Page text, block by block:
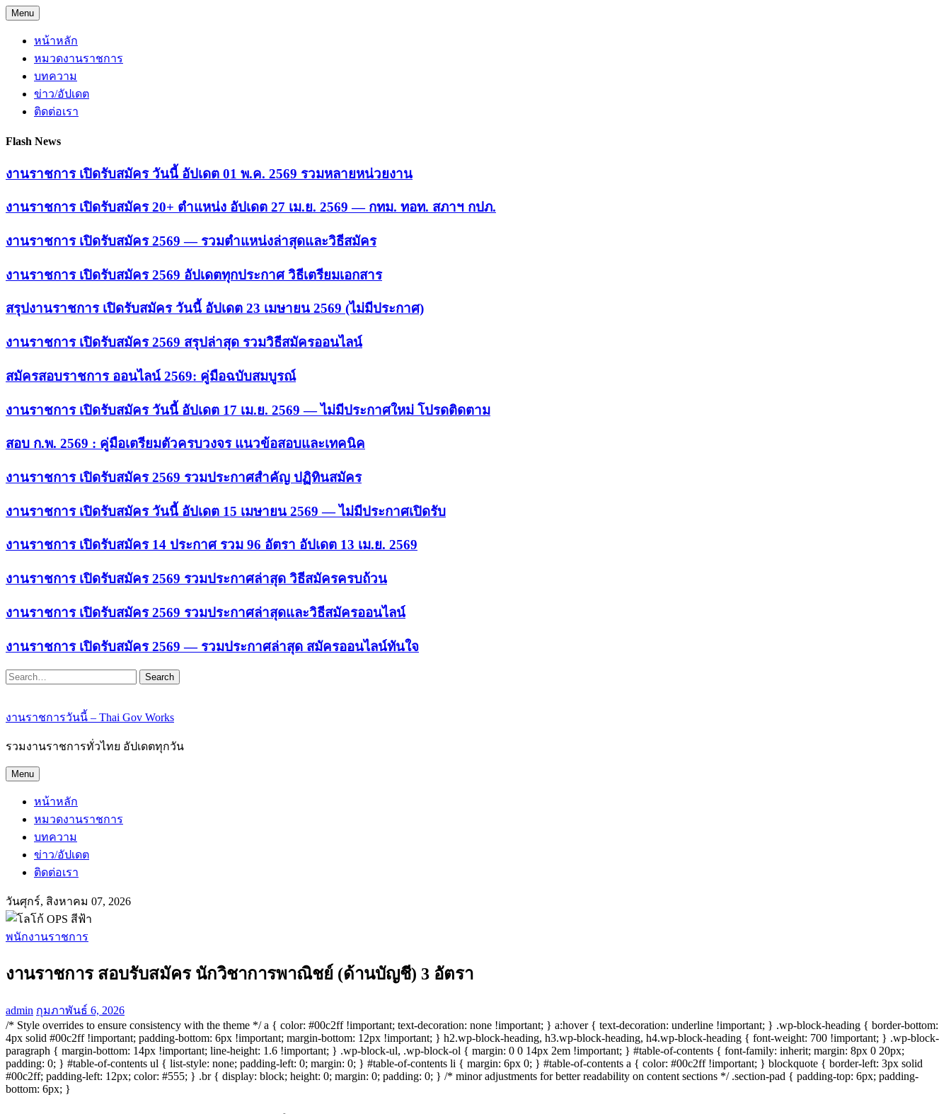
Skip
to
content
Menu
หน้าหลัก
หมวดงานราชการ
บทความ
ข่าว/อัปเดต
ติดต่อเรา
Flash News
งานราชการ เปิดรับสมัคร วันนี้ อัปเดต 01 พ.ค. 2569 รวมหลายหน่วยงาน
งานราชการ เปิดรับสมัคร 20+ ตำแหน่ง อัปเดต 27 เม.ย. 2569 — กทม. ทอท. สภาฯ กปภ.
งานราชการ เปิดรับสมัคร 2569 — รวมตำแหน่งล่าสุดและวิธีสมัคร
งานราชการ เปิดรับสมัคร 2569 อัปเดตทุกประกาศ วิธีเตรียมเอกสาร
สรุปงานราชการ เปิดรับสมัคร วันนี้ อัปเดต 23 เมษายน 2569 (ไม่มีประกาศ)
งานราชการ เปิดรับสมัคร 2569 สรุปล่าสุด รวมวิธีสมัครออนไลน์
สมัครสอบราชการ ออนไลน์ 2569: คู่มือฉบับสมบูรณ์
งานราชการ เปิดรับสมัคร วันนี้ อัปเดต 17 เม.ย. 2569 — ไม่มีประกาศใหม่ โปรดติดตาม
สอบ ก.พ. 2569 : คู่มือเตรียมตัวครบวงจร แนวข้อสอบและเทคนิค
งานราชการ เปิดรับสมัคร 2569 รวมประกาศสำคัญ ปฏิทินสมัคร
งานราชการ เปิดรับสมัคร วันนี้ อัปเดต 15 เมษายน 2569 — ไม่มีประกาศเปิดรับ
งานราชการ เปิดรับสมัคร 14 ประกาศ รวม 96 อัตรา อัปเดต 13 เม.ย. 2569
งานราชการ เปิดรับสมัคร 2569 รวมประกาศล่าสุด วิธีสมัครครบถ้วน
งานราชการ เปิดรับสมัคร 2569 รวมประกาศล่าสุดและวิธีสมัครออนไลน์
งานราชการ เปิดรับสมัคร 2569 — รวมประกาศล่าสุด สมัครออนไลน์ทันใจ
Search
งานราชการวันนี้ – Thai Gov Works
รวมงานราชการทั่วไทย อัปเดตทุกวัน
Menu
หน้าหลัก
หมวดงานราชการ
บทความ
ข่าว/อัปเดต
ติดต่อเรา
วันศุกร์, สิงหาคม 07, 2026
พนักงานราชการ
งานราชการ สอบรับสมัคร นักวิชาการพาณิชย์ (ด้านบัญชี) 3 อัตรา
admin กุมภาพันธ์ 6, 2026
/* Style overrides to ensure consistency with the theme */ a { color: #00c2ff !important; text-decoration: none !important; } a:hover { text-decoration: underline !important; } .wp-block-heading { border-bottom:
4px solid #00c2ff !important; padding-bottom: 6px !important; margin-bottom: 12px !important; } h2.wp-block-heading, h3.wp-block-heading, h4.wp-block-heading { font-weight: 700 !important; } .wp-block-
paragraph { margin-bottom: 14px !important; line-height: 1.6 !important; } .wp-block-ul, .wp-block-ol { margin: 0 0 14px 2em !important; } #table-of-contents { font-family: inherit; margin: 8px 0 20px;
padding: 0; } #table-of-contents ul { list-style: none; padding-left: 0; margin: 0; } #table-of-contents li { margin: 6px 0; } #table-of-contents a { color: #00c2ff !important; } blockquote { border-left: 3px solid
#00c2ff; padding-left: 12px; color: #555; } .br { display: block; height: 0; margin: 0; padding: 0; } /* minor adjustments for better readability on content sections */ .section-pad { padding-top: 6px; padding-
bottom: 6px; }